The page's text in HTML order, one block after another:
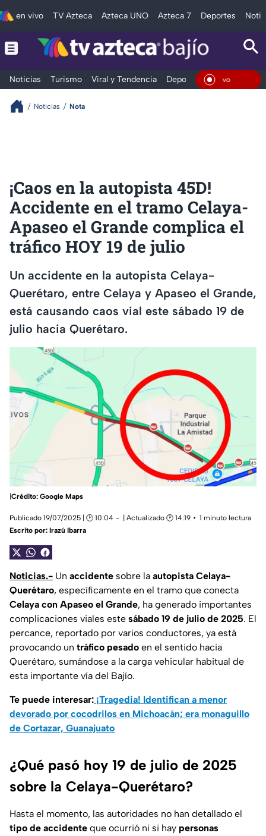
en vivo TV Azteca Azteca UNO Azteca 7 Deportes
Noticias Turismo Viral y Tendencia Deportes Espectáculos
En
Noticias Nota
¡Caos en la autopista 45D!
Accidente en el tramo Celaya-
Apaseo el Grande complica el
tráfico HOY 19 de julio
Un accidente en la autopista Celaya-
Querétaro, entre Celaya y Apaseo el Grande,
está causando caos vial este sábado 19 de
julio hacia Querétaro.
Crédito: Google Maps
Publicado 19/07/2025 | 🕑 10:04 | Actualizado 🕑 14:19
1 minuto lectura
Escrito por: Irazú Ibarra
Noticias.- Un accidente sobre la autopista Celaya-
Querétaro, específicamente en el tramo que conecta
Celaya con Apaseo el Grande, ha generado importantes
complicaciones viales este sábado 19 de julio de 2025. El
percance, reportado por varios conductores, ya está
provocando un tráfico pesado en el sentido hacia
Querétaro, sumándose a la carga vehicular habitual de
esta importante vía del Bajío.
Te puede interesar: ¡Tragedia! Identifican a menor
devorado por cocodrilos en Michoacán; era monaguillo
de Cortazar, Guanajuato
¿Qué pasó hoy 19 de julio de 2025
sobre la Celaya-Querétaro?
Hasta el momento, las autoridades no han detallado el
tipo de accidente que ocurrió ni si hay personas